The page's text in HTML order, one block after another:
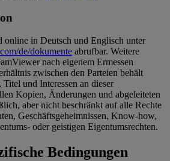
n
online in Deutsch und Englisch unter
de/dokumente abrufbar. Weitere
nach eigenem Ermessen
zwischen den Parteien behält
und Interessen an dieser
Kopien, Änderungen und abgeleiteten
aber nicht beschränkt auf alle Rechte
Geschäftsgeheimnissen, Know-how,
oder geistigen Eigentumsrechten.
Bedingungen